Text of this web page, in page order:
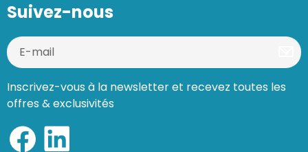
Suivez-nous
Inscrivez-vous à la newsletter et recevez toutes les
offres & exclusivités